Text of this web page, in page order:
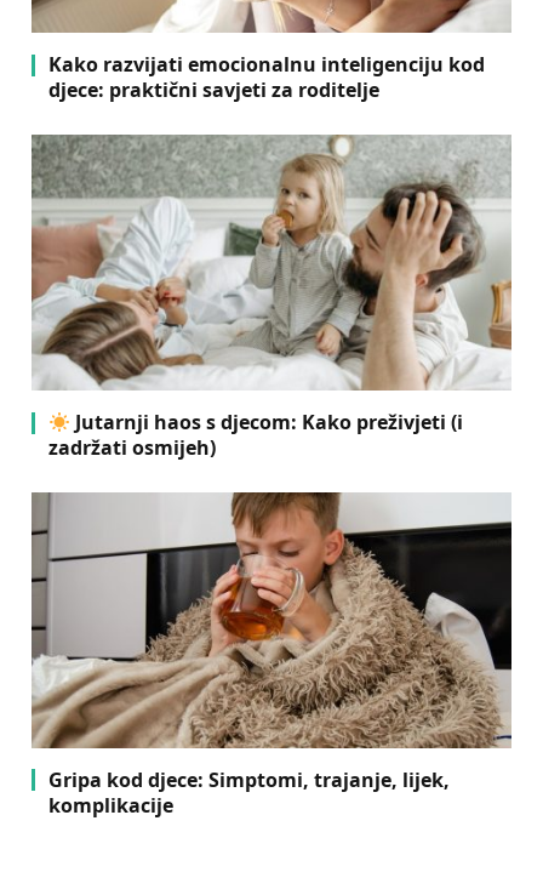
Kako razvijati emocionalnu inteligenciju kod
djece: praktični savjeti za roditelje
Jutarnji haos s djecom: Kako preživjeti (i
zadržati osmijeh)
Gripa kod djece: Simptomi, trajanje, lijek,
komplikacije